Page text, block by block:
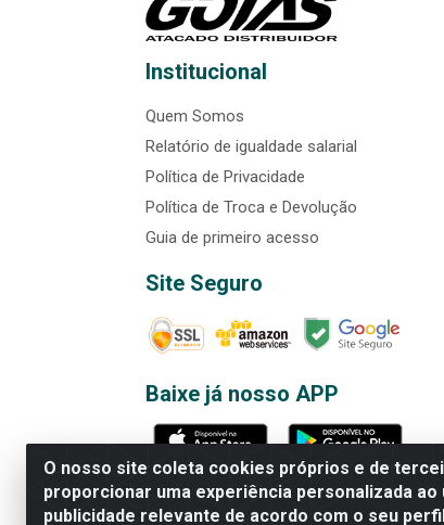
O nosso site coleta cookies próprios e de
proporcionar uma experiência personalizada
publicidade relevante de acordo com o seu
Institucional
Quem Somos
Relatório de igualdade salarial
Política de Privacidade
Política de Troca e Devolução
Guia de primeiro acesso
Site Seguro
Baixe já nosso APP
Rede Brasil - Avenida